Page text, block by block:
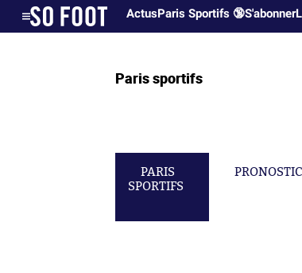
ActusParis Sportifs 🔞S'abonner
Paris sportifs
PARIS
SPORTIFS